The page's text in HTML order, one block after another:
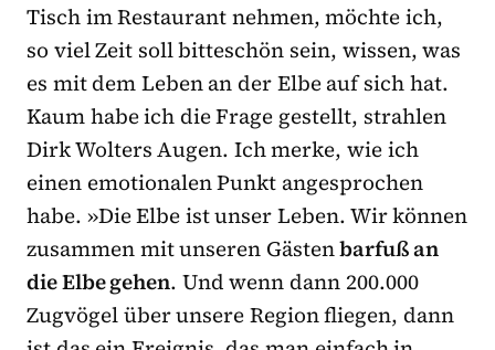
Tisch im Restaurant nehmen, möchte ich,
so viel Zeit soll bitteschön sein, wissen, was
es mit dem Leben an der Elbe auf sich hat.
Kaum habe ich die Frage gestellt, strahlen
Dirk Wolters Augen. Ich merke, wie ich
einen emotionalen Punkt angesprochen
habe. »Die Elbe ist unser Leben. Wir können
zusammen mit unseren Gästenbarfuß an
die Elbe gehen. Und wenn dann 200.000
Zugvögel über unsere Region fliegen, dann